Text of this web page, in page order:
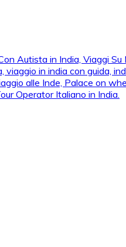
in india con guida,
alle Inde, Palace on
Operator Italiano in India.